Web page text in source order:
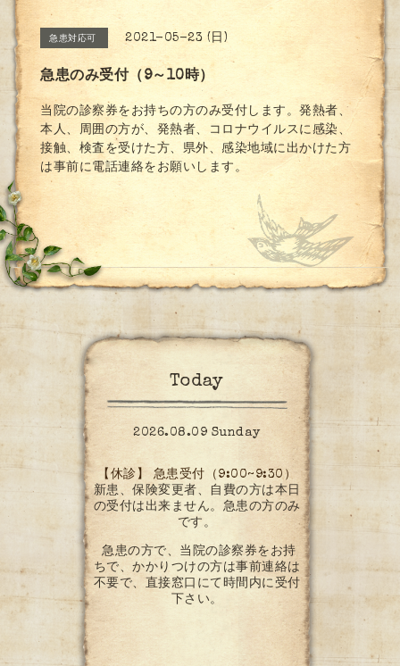
急患対応可 2021-05-23 (日)
急患のみ受付（9～10時）
当院の診察券をお持ちの方のみ受付します。発熱者、
本人、周囲の方が、発熱者、コロナウイルスに感染、
接触、検査を受けた方、県外、感染地域に出かけた方
は事前に電話連絡をお願いします。
Today
2026.08.09 Sunday
【休診】 急患受付（9:00~9:30）
新患、保険変更者、自費の方は本日
の受付は出来ません。急患の方のみ
です。
急患の方で、当院の診察券をお持
ちで、かかりつけの方は事前連絡は
不要で、直接窓口にて時間内に受付
下さい。